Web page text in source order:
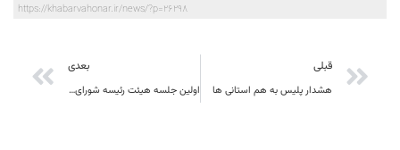
https://khabarvahonar.ir/news/?p=26298
قبلی
هشدار پلیس به هم استانی ها
بعدی
اولین جلسه هیئت رئیسه شورای هماهنگی روابط عمومی دستگاه های اجرایی استان برگزار شد